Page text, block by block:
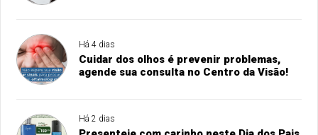
Há 4 dias
Cuidar dos olhos é prevenir problemas,
agende sua consulta no Centro da Visão!
Há 2 dias